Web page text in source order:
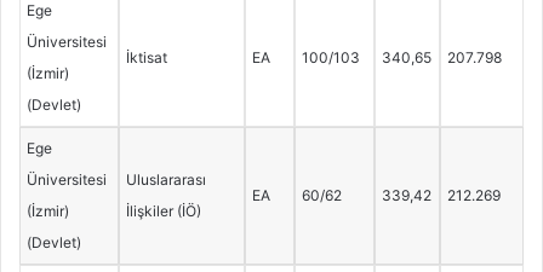
Ege
Üniversitesi
(İzmir)
(Devlet)
İktisat EA 100/103 340,65 207.798
Ege
Üniversitesi
(İzmir)
(Devlet)
Uluslararası
İlişkiler (İÖ)
EA 60/62 339,42 212.269